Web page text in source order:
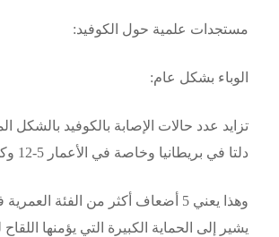
مستجدات علمية حول الكوفيد:
الوباء بشكل عام:
تزايد عدد حالات الإصابة بالكوفيد بالشكل
دلتا في بريطانيا وخاصة في الأعمار 5-12 وكذلك 18-24
يشير إلى الحماية الكبيرة التي يؤمنها